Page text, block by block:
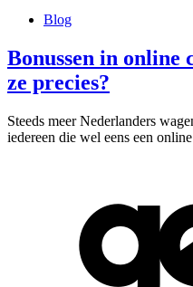
Blog
Bonussen in online
ze precies?
Steeds meer Nederlanders
iedereen die wel eens een